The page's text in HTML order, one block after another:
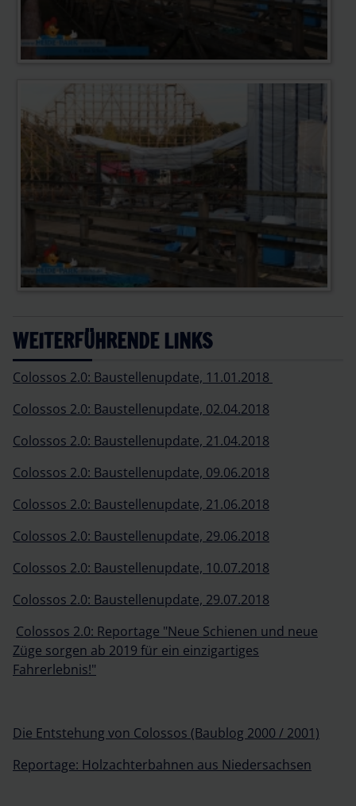
WEITERFÜHRENDE LINKS
Colossos 2.0: Baustellenupdate, 11.01.2018
Colossos 2.0: Baustellenupdate, 02.04.2018
Colossos 2.0: Baustellenupdate, 21.04.2018
Colossos 2.0: Baustellenupdate, 09.06.2018
Colossos 2.0: Baustellenupdate, 21.06.2018
Colossos 2.0: Baustellenupdate, 29.06.2018
Colossos 2.0: Baustellenupdate, 10.07.2018
Colossos 2.0: Baustellenupdate, 29.07.2018
Colossos 2.0: Reportage "Neue Schienen und neue
Züge sorgen ab 2019 für ein einzigartiges
Fahrerlebnis!"
Die Entstehung von Colossos (Baublog 2000 / 2001)
Reportage: Holzachterbahnen aus Niedersachsen